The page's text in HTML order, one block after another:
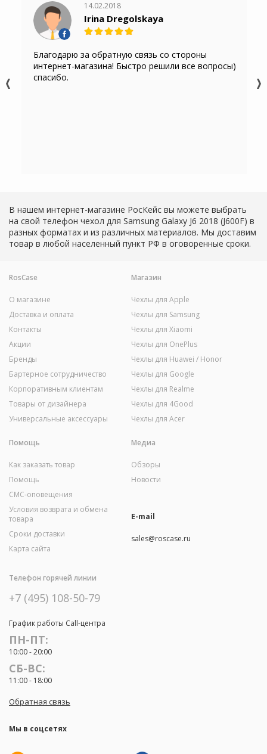
14.02.2018
Irina Dregolskaya
Благодарю за обратную связь со стороны
интернет-магазина! Быстро решили все вопросы)
спасибо.
В нашем интернет-магазине РосКейс вы можете выбрать
на свой телефон чехол для Samsung Galaxy J6 2018 (J600F) в
разных форматах и из различных материалов. Мы доставим
товар в любой населенный пункт РФ в оговоренные сроки.
RosCase
О магазине
Доставка и оплата
Контакты
Акции
Бренды
Бартерное сотрудничество
Корпоративным клиентам
Товары от дизайнера
Универсальные аксессуары
Магазин
Чехлы для Apple
Чехлы для Samsung
Чехлы для Xiaomi
Чехлы для OnePlus
Чехлы для Huawei / Honor
Чехлы для Google
Чехлы для Realme
Чехлы для 4Good
Чехлы для Acer
Помощь
Как заказать товар
Помощь
СМС-оповещения
Условия возврата и обмена
товара
Сроки доставки
Карта сайта
Медиа
Обзоры
Новости
E-mail
sales@roscase.ru
Телефон горячей линии
+7 (495) 108-50-79
График работы Call-центра
ПН-ПТ:
10:00 - 20:00
СБ-ВС:
11:00 - 18:00
Обратная связь
Мы в соцсетях